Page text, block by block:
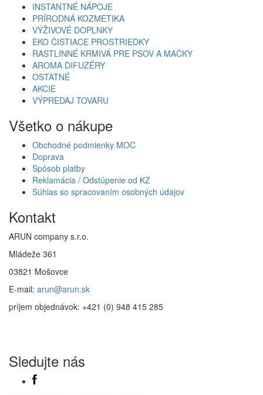
INSTANTNÉ NÁPOJE
PRÍRODNÁ KOZMETIKA
VÝŽIVOVÉ DOPLNKY
EKO ČISTIACE PROSTRIEDKY
RASTLINNÉ KRMIVÁ PRE PSOV A MAČKY
AROMA DIFUZÉRY
OSTATNÉ
AKCIE
VÝPREDAJ TOVARU
Všetko o nákupe
Obchodné podmienky MOC
Doprava
Spôsob platby
Reklamácia / Odstúpenie od KZ
Súhlas so spracovaním osobných údajov
Kontakt
ARUN company s.r.o.
Mládeže 361
03821 Mošovce
E-mail: arun@arun.sk
príjem objednávok: +421 (0) 948 415 285
Sledujte nás